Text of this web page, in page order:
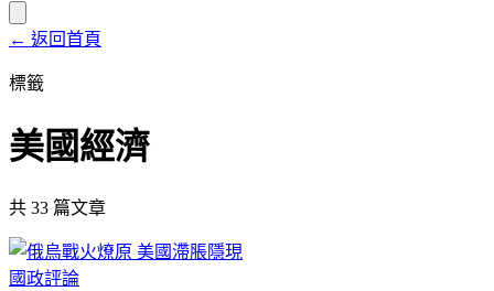
← 返回首頁
標籤
美國經濟
共 33 篇文章
國政評論